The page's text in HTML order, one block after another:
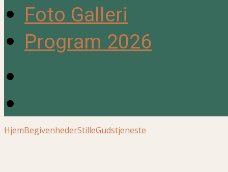
Foto Galleri
Program 2026
HjemBegivenhederStilleGudstjeneste